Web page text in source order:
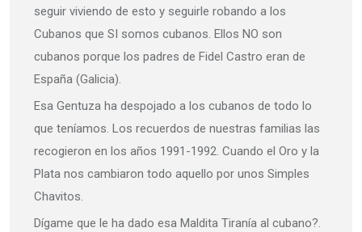
seguir viviendo de esto y seguirle robando a los
Cubanos que SI somos cubanos. Ellos NO son
cubanos porque los padres de Fidel Castro eran de
España (Galicia).
Esa Gentuza ha despojado a los cubanos de todo lo
que teníamos. Los recuerdos de nuestras familias las
recogieron en los años 1991-1992. Cuando el Oro y la
Plata nos cambiaron todo aquello por unos Simples
Chavitos.
Dígame que le ha dado esa Maldita Tiranía al cubano?.